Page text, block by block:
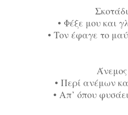
Σκοτάδι
• Φέξε μου και
• Τον έφαγε το
Άνεμος
• Περί ανέμων
• Απ’ όπου